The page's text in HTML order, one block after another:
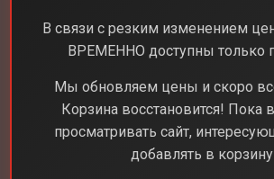
В связи с резким изменением
ВРЕМЕННО доступны только
Мы обновляем цены и скоро
Корзина восстановится! Пока
просматривать сайт,
добавлять в корзину